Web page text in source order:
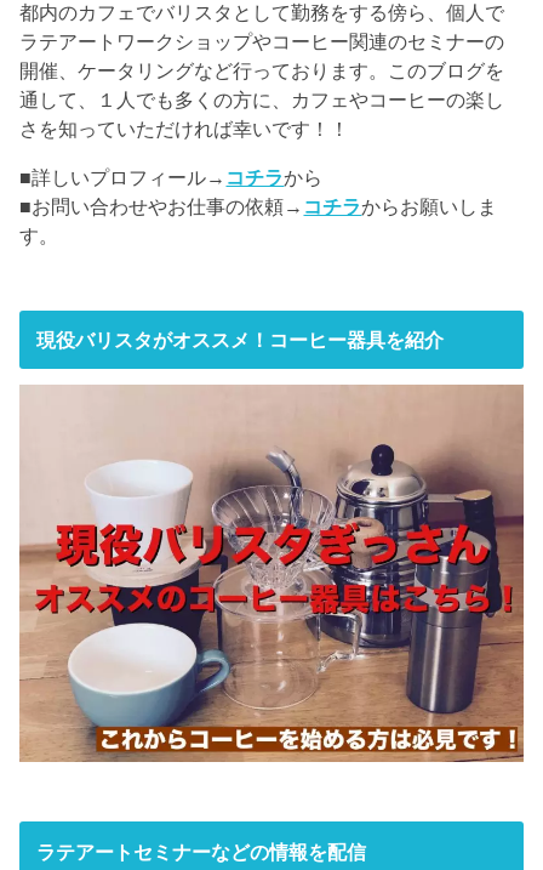
都内のカフェでバリスタとして勤務をする傍ら、個人で
ラテアートワークショップやコーヒー関連のセミナーの
開催、ケータリングなど行っております。このブログを
通して、１人でも多くの方に、カフェやコーヒーの楽し
さを知っていただければ幸いです！！
■詳しいプロフィール→ コチラから
■お問い合わせやお仕事の依頼→ コチラからお願いしま
す。
現役バリスタがオススメ！コーヒー器具を紹介
ラテアートセミナーなどの情報を配信